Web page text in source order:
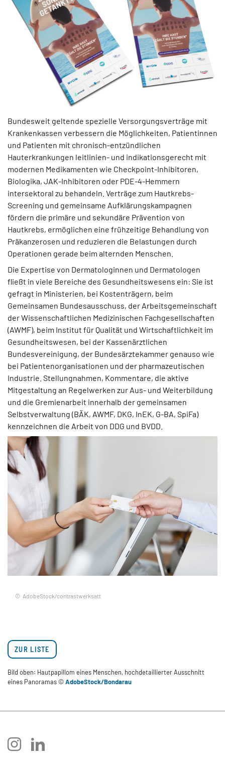
AdobeStock/contrastwerksatt
Bundesweit geltende spezielle Versorgungsverträge mit
Krankenkassen verbessern die Möglichkeiten, Patientinnen
und Patienten mit chronisch-entzündlichen
Hauterkrankungen leitlinien- und indikationsgerecht mit
modernen Medikamenten wie Checkpoint-Inhibitoren,
Biologika, JAK-Inhibitoren oder PDE-4-Hemmern
intersektoral zu behandeln. Verträge zum Hautkrebs-
Screening und gemeinsame Aufklärungskampagnen
fördern die primäre und sekundäre Prävention von
Hautkrebs, ermöglichen eine frühzeitige Behandlung von
Präkanzerosen und reduzieren die Belastungen durch
Operationen gerade beim alternden Menschen.
Die Expertise von Dermatologinnen und Dermatologen
fließt in viele Bereiche des Gesundheitswesens ein: Sie ist
gefragt in Ministerien, bei Kostenträgern, beim
Gemeinsamen Bundesausschuss, der Arbeitsgemeinschaft
der Wissenschaftlichen Medizinischen Fachgesellschaften
(AWMF), beim Institut für Qualität und Wirtschaftlichkeit im
Gesundheitswesen, bei der Kassenärztlichen
Bundesvereinigung, der Bundesärztekammer genauso wie
bei Patientenorganisationen und der pharmazeutischen
Industrie. Stellungnahmen, Kommentare, die aktive
Mitgestaltung an Regelwerken zur Aus- und Weiterbildung
und die Gremienarbeit innerhalb der gemeinsamen
Selbstverwaltung (BÄK, AWMF, DKG, InEK, G-BA, SpiFa)
kennzeichnen die Arbeit von DDG und BVDD.
ZUR LISTE
Bild oben: Hautpapillom eines Menschen, hochdetaillierter Ausschnitt
eines Panoramas ©AdobeStock/Bondarau
instagram